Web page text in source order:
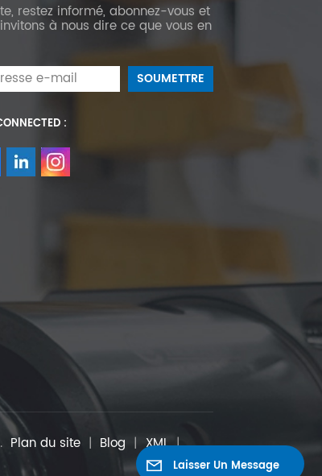
restez informé, abonnez-vous et
à nous dire ce que vous en
:
Plan du site | Blog | XML|
Laisser Un Message